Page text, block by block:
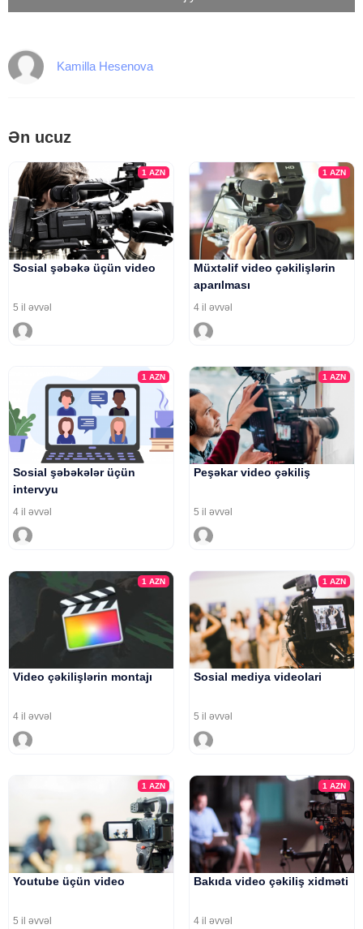
Kamilla Hesenova
Ən ucuz
1AZN
Sosial şəbəkə üçün video
5 il əvvəl
1 AZN
Müxtəlif video çəkilişlərin
aparılması
4 il əvvəl
1AZN
Sosial şəbəkələr üçün
intervyu
4 il əvvəl
1 AZN
Peşəkar video çəkiliş
5 il əvvəl
1AZN
Video çəkilişlərin montajı
4 il əvvəl
1 AZN
Sosial mediya videolari
5 il əvvəl
1AZN
Youtube üçün video
5 il əvvəl
1 AZN
Bakıda video çəkiliş xidməti
4 il əvvəl